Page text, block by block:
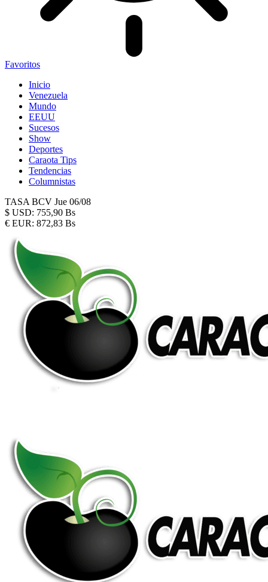
Favoritos
Inicio
Venezuela
Mundo
EEUU
Sucesos
Show
Deportes
Caraota Tips
Tendencias
Columnistas
TASA BCV Jue 06/08
$ USD: 755,90 Bs
€ EUR: 872,83 Bs